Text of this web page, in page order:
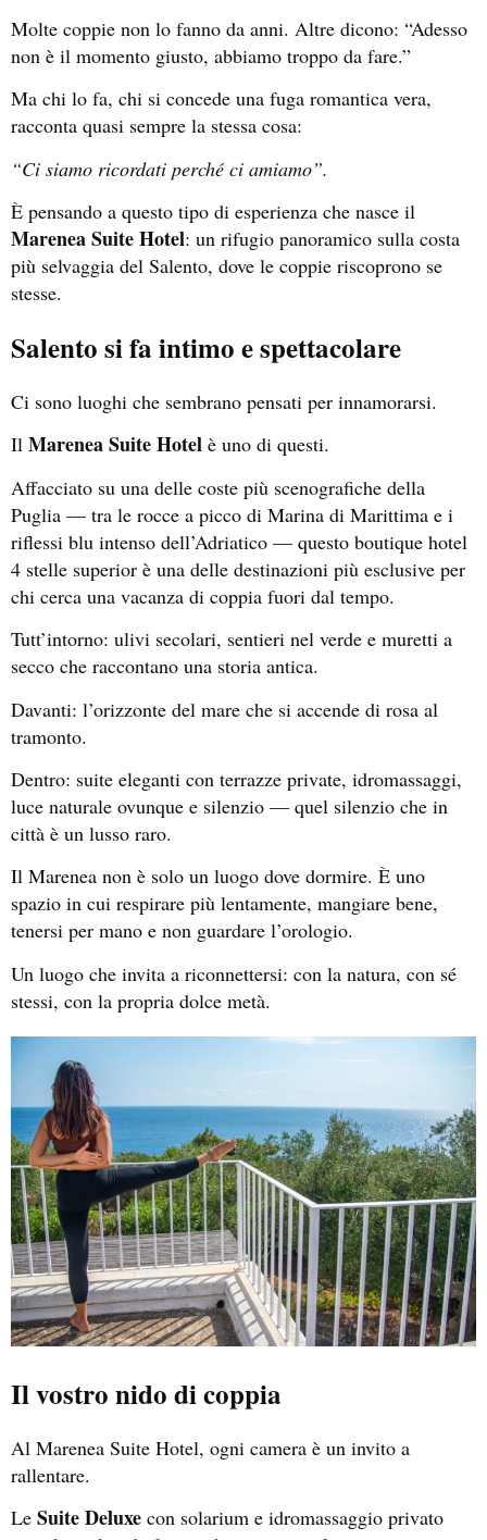
Molte coppie non lo fanno da anni. Altre dicono: “Adesso
non è il momento giusto, abbiamo troppo da fare.”
Ma chi lo fa, chi si concede una fuga romantica vera,
racconta quasi sempre la stessa cosa:
“Ci siamo ricordati perché ci amiamo”.
È pensando a questo tipo di esperienza che nasce il
Marenea Suite Hotel: un rifugio panoramico sulla costa
più selvaggia del Salento, dove le coppie riscoprono se
stesse.
Salento si fa intimo e spettacolare
Ci sono luoghi che sembrano pensati per innamorarsi.
Il Marenea Suite Hotel è uno di questi.
Affacciato su una delle coste più scenografiche della
Puglia — tra le rocce a picco di Marina di Marittima e i
riflessi blu intenso dell’Adriatico — questo boutique hotel
4 stelle superior è una delle destinazioni più esclusive per
chi cerca una vacanza di coppia fuori dal tempo.
Tutt’intorno: ulivi secolari, sentieri nel verde e muretti a
secco che raccontano una storia antica.
Davanti: l’orizzonte del mare che si accende di rosa al
tramonto.
Dentro: suite eleganti con terrazze private, idromassaggi,
luce naturale ovunque e silenzio — quel silenzio che in
città è un lusso raro.
Il Marenea non è solo un luogo dove dormire. È uno
spazio in cui respirare più lentamente, mangiare bene,
tenersi per mano e non guardare l’orologio.
Un luogo che invita a riconnettersi: con la natura, con sé
stessi, con la propria dolce metà.
Il vostro nido di coppia
Al Marenea Suite Hotel, ogni camera è un invito a
rallentare.
Le Suite Deluxe con solarium e idromassaggio privato